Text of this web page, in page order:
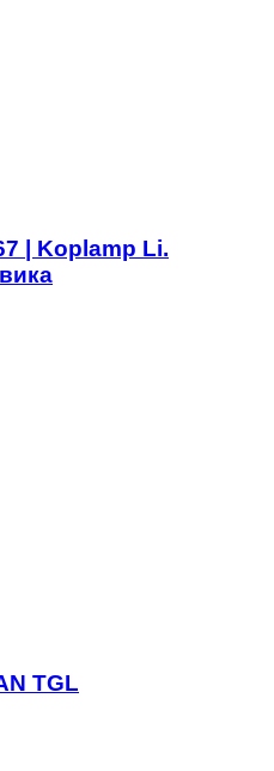
| Koplamp Li.
TGL